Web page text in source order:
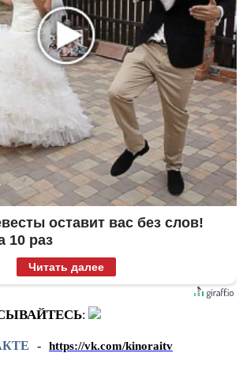
оставит вас без слов!
10 раз
Читать далее
:
- https://vk.com/kinoraitv